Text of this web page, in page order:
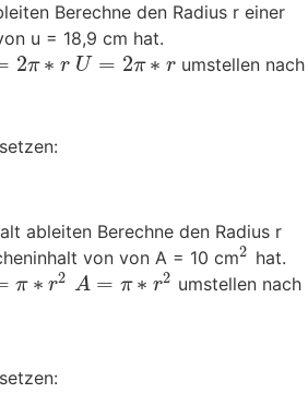
Berechne den Radius r einer
u = 18,9 cm hat.
2π ∗ r U = 2π ∗ r umstellen nach
ableiten Berechne den Radius r
von von A = 10 cm2 hat.
π ∗ r2 A = π ∗ r2 umstellen nach